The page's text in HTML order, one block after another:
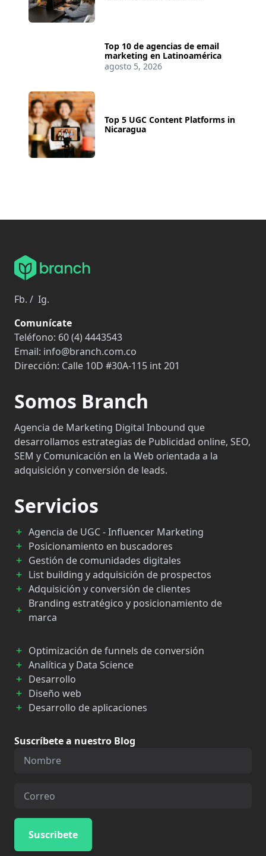
Top 10 de agencias de email
marketing en Latinoamérica
agosto 5, 2026
Top 5 UGC Content Platforms in
Nicaragua
Fb. / Ig.
Comunícate
Teléfono: 60 (4) 4443543
Email: info@branch.com.co
Dirección: Calle 10D #30A-115 int 201
Somos Branch
Agencia de Marketing Digital Inbound que
desarrollamos estrategias de Publicidad online, SEO,
SEM y Comunicación en la Web orientada a la
adquisición y conversión de leads.
Servicios
Agencia de UGC - Influencer Marketing
Posicionamiento en buscadores
Gestión de comunidades digitales
List building y adquisición de prospectos
Adquisición y conversión de clientes
Branding estratégico y posicionamiento de
marca
Optimización de funnels de conversión
Analítica y Data Science
Desarrollo
Diseño web
Desarrollo de aplicaciones
Suscríbete a nuestro Blog